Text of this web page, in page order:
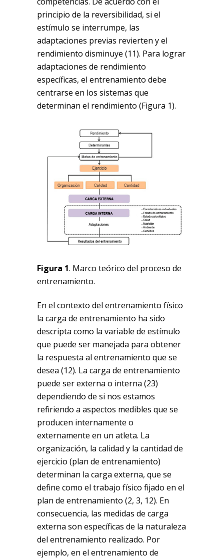
principio de la reversibilidad, si el
estímulo se interrumpe, las
adaptaciones previas revierten y el
rendimiento disminuye (11). Para lograr
adaptaciones de rendimiento
específicas, el entrenamiento debe
centrarse en los sistemas que
determinan el rendimiento (Figura 1).
Figura 1. Marco teórico del proceso de
entrenamiento.
En el contexto del entrenamiento físico
la carga de entrenamiento ha sido
descripta como la variable de estímulo
que puede ser manejada para obtener
la respuesta al entrenamiento que se
desea (12). La carga de entrenamiento
puede ser externa o interna (23)
dependiendo de si nos estamos
refiriendo a aspectos medibles que se
producen internamente o
externamente en un atleta. La
organización, la calidad y la cantidad de
ejercicio (plan de entrenamiento)
determinan la carga externa, que se
define como el trabajo físico fijado en el
plan de entrenamiento (2, 3, 12). En
consecuencia, las medidas de carga
externa son específicas de la naturaleza
del entrenamiento realizado. Por
ejemplo, en el entrenamiento de